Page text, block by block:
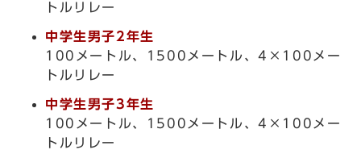
トルリレー
中学生男子2年生
100メートル、1500メートル、4×100メー
トルリレー
中学生男子3年生
100メートル、1500メートル、4×100メー
トルリレー